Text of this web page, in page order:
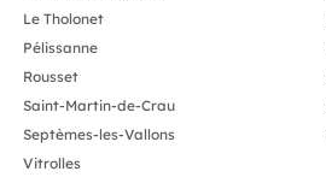
Le Tholonet
Pélissanne
Rousset
Saint-Martin-de-Crau
Septèmes-les-Vallons
Vitrolles